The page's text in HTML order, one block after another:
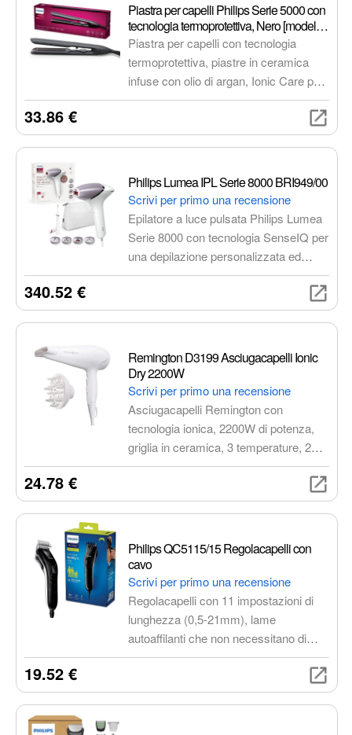
un pettine regolabile 5in1, un kit corpo
con 3 accessori e un cavo USB-A.
Piastra per capelli Philips Serie 5000 con
tecnologia termoprotettiva, Nero [modello
BHS510/00]
Piastra per capelli con tecnologia
termoprotettiva, piastre in ceramica
infuse con olio di argan, Ionic Care per
capelli luminosi e setosi, stiratura del
33.86 €
Philips Lumea IPL Serie 8000 BRI949/00
Scrivi per primo una recensione
Epilatore a luce pulsata Philips Lumea
Serie 8000 con tecnologia SenseIQ per
una depilazione personalizzata ed
efficace. Include 4 accessori per viso e
passo passo. Risultati duraturi fino a
340.52 €
Remington D3199 Asciugacapelli Ionic
Dry 2200W
Scrivi per primo una recensione
Asciugacapelli Remington con
tecnologia ionica, 2200W di potenza,
griglia in ceramica, 3 temperature, 2
velocità, getto d'aria fredda,
24.78 €
Philips QC5115/15 Regolacapelli con
cavo
Scrivi per primo una recensione
Regolacapelli con 11 impostazioni di
lunghezza (0,5-21mm), lame
autoaffilanti che non necessitano di
manutenzione e utilizzo con cavo.
Perfetto per chi cerca un taglio preciso
e uniforme a casa propria,
19.52 €